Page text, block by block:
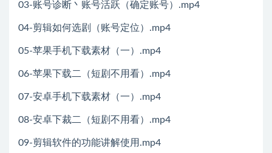
03-账号诊断丶账号活跃（确定账号）.mp4
04-剪辑如何选剧（账号定位）.mp4
05-苹果手机下载素材（一）.mp4
06-苹果下载二（短剧不用看）.mp4
07-安卓手机下载素材（一）.mp4
08-安卓下裁二（短剧不用看）.mp4
09-剪辑软件的功能讲解使用.mp4